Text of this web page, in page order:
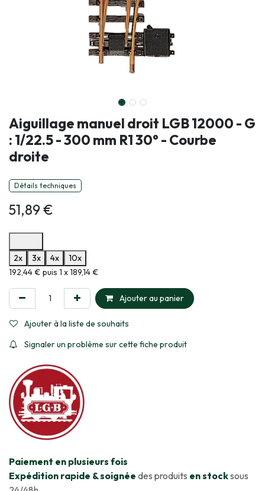
Aiguillage manuel droit LGB 12000 - G
: 1/22.5 - 300 mm R1 30° - Courbe
droite
Détails techniques
51,89€
2x
3x 4x
10x
Informations sur le plan de paiement sélectionné
192,44 € puis 1 x 189,14 €
Ajouter au panier
Ajouter à la liste de souhaits
Signaler un problème sur cette fiche produit
​Paiement en plusieurs fois
Expédition rapide & soignée des produits en stocksous